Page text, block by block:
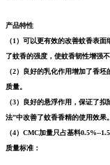
产品特性
（1）可以更有效的改善蚊香表
了蚊香的强度，使蚊香韧性增强不
（2）良好的乳化作用增加了香
质量。
（3）良好的悬浮作用，保证了
法”中改善了蚊香香精的使用效果。
（4）CMC加量只占基料0.5%--
质量标准：